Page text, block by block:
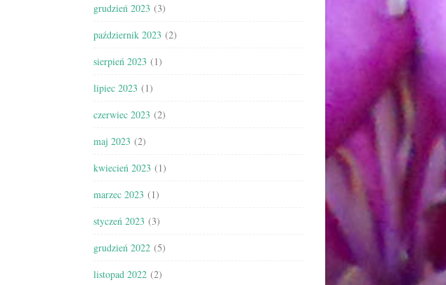
grudzień 2023 (3)
październik 2023 (2)
sierpień 2023 (1)
lipiec 2023 (1)
czerwiec 2023 (2)
maj 2023 (2)
kwiecień 2023 (1)
marzec 2023 (1)
styczeń 2023 (3)
grudzień 2022 (5)
listopad 2022 (2)